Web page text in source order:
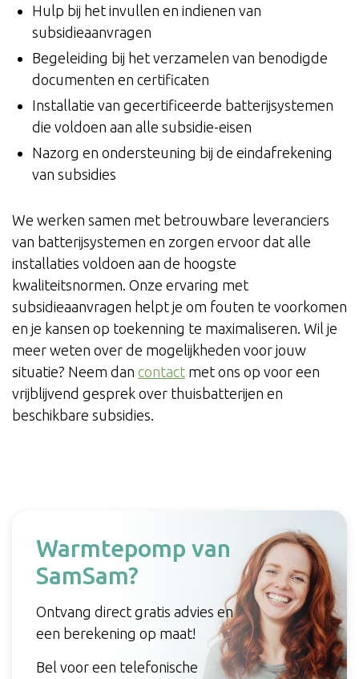
Hulp bij het invullen en indienen van
subsidieaanvragen
Begeleiding bij het verzamelen van benodigde
documenten en certificaten
Installatie van gecertificeerde batterijsystemen
die voldoen aan alle subsidie-eisen
Nazorg en ondersteuning bij de eindafrekening
van subsidies
We werken samen met betrouwbare leveranciers
van batterijsystemen en zorgen ervoor dat alle
installaties voldoen aan de hoogste
kwaliteitsnormen. Onze ervaring met
subsidieaanvragen helpt je om fouten te voorkomen
en je kansen op toekenning te maximaliseren. Wil je
meer weten over de mogelijkheden voor jouw
situatie? Neem dan contact met ons op voor een
vrijblijvend gesprek over thuisbatterijen en
beschikbare subsidies.
Warmtepomp van
SamSam?
Ontvang direct gratis advies en
een berekening op maat!
Bel voor een telefonische